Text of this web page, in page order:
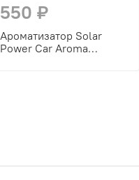
550 ₽
Ароматизатор Solar
Power Car Aroma